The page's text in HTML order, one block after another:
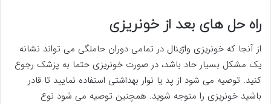
راه حل های بعد از خونریزی
از آنجا که خونریزی واژینال در تمامی دوران حاملگی می تواند نشانه
یک مشکل بسیار حاد باشد، در صورت خونریزی حتما به پزشک رجوع
کنید. توصیه می شود از پد یا نوار بهداشتی استفاده نمایید تا قادر
باشید خونریزی را متوجه شوید. همچنین توصیه می شود نوع